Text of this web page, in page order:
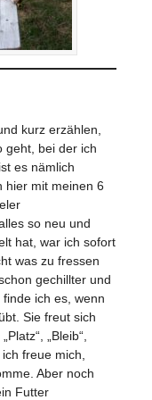
kurz erzählen,
geht, bei der ich
es nämlich
hier mit meinen 6
so neu und
hat, war ich sofort
was zu fressen
gechillter und
ich es, wenn
Sie freut sich
„Bleib“,
freue mich,
Aber noch
Futter